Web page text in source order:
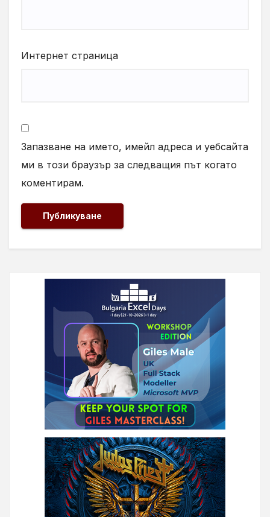
Интернет страница
Запазване на името, имейл адреса и уебсайта
ми в този браузър за следващия път когато
коментирам.